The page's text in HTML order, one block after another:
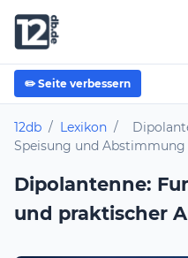
✏️ Seite verbessern
12db / Lexikon /
Speisung und Abstimmung
Dipolantenne:
und praktischer